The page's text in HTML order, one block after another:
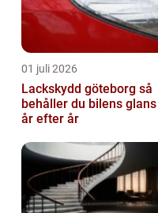
01 juli 2026
Lackskydd göteborg så
behåller du bilens glans
år efter år